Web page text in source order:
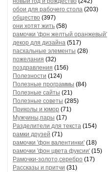
обои для рабочего стола (203)
общество (397)
они хотят жить (58)
рамочки 'фон желтый оранжевый'
декор для дизайна (517)
пасхальные элементы (28)
пожелания (32)
поздравления (156)
Полезности (124)
Полезные программы (84)
Полезные сайты (21)
Полезные советы (285)
Приколы и юмор (71)
Мужчины,пары (17)
Разделители для текста (154)
рамки друзей (71)
рамочки 'фон валентинки' (18)
рамочки 'фон цвета фуксии' (15)
Рамочки-золото,серебро (17)
Рассказы и притчи (31)